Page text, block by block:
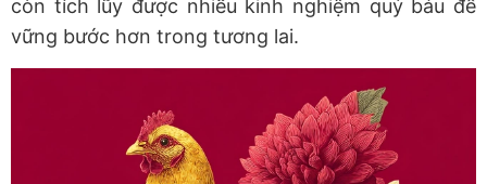
còn tích lũy được nhiều kinh nghiệm quý báu để
vững bước hơn trong tương lai.